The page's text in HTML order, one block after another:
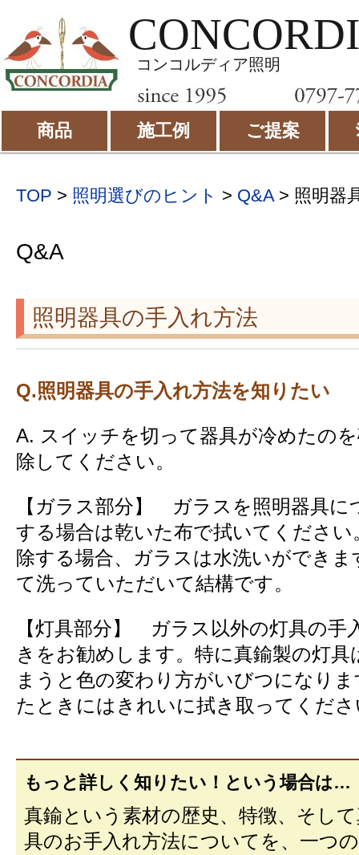
コンコルディア照明
商品 施工例 ご提案
TOP > 照明選びのヒント > Q&A> 照明器
Q&A
照明器具の手入れ方法
Q.照明器具の手入れ方法を知りたい
A. スイッチを切って器具が冷めたの
除してください。
【ガラス部分】 ガラスを照明器具に
する場合は乾いた布で拭いてください
除する場合、ガラスは水洗いができま
て洗っていただいて結構です。
【灯具部分】 ガラス以外の灯具の手
きをお勧めします。特に真鍮製の灯具
まうと色の変わり方がいびつになり
たときにはきれいに拭き取ってくだ
もっと詳しく知りたい！という場合は…
真鍮という素材の歴史、特徴、そし
具のお手入れ方法についてを、一つ